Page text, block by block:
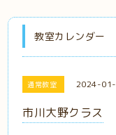
教室カレンダー
通常教室 2024-
市川大野クラス